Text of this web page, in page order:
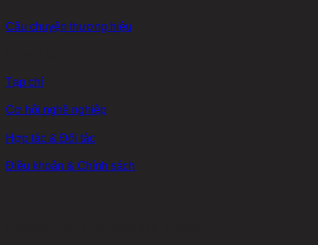
Câu chuyện thương hiệu
Tạp chí
Cơ hội nghề nghiệp
Hợp tác & Đối tác
Điều khoản & Chính sách